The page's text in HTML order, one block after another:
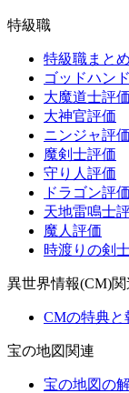
特級職
特級職まとめ
ゴッドハン
大魔道士評価
大神官評価
ニンジャ評価
魔剣士評価
守り人評価
ドラゴン評価
天地雷鳴士
魔人評価
時渡りの剣
異世界情報(CM)関
CMの特典と
宝の地図関連
宝の地図の